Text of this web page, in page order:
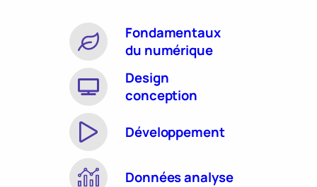
Fondamentaux
du numérique
Design
conception
Développement
Données analyse